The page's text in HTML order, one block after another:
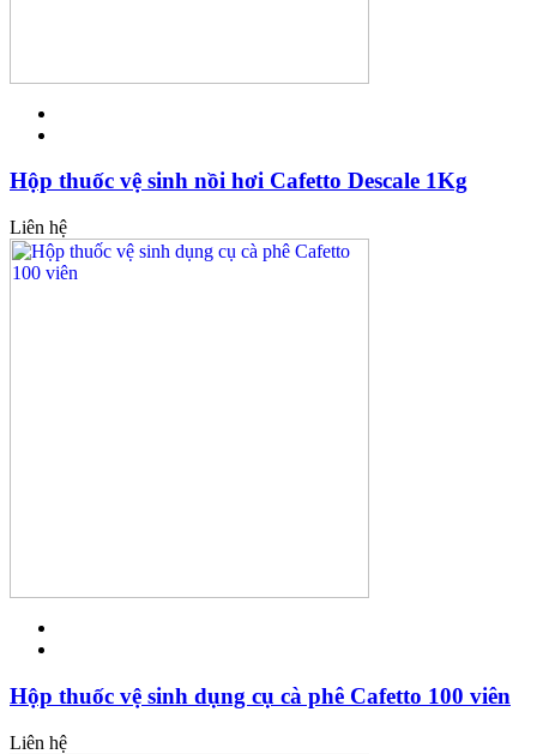
Hộp thuốc vệ sinh nồi hơi Cafetto Descale 1Kg
Liên hệ
Hộp thuốc vệ sinh dụng cụ cà phê Cafetto 100 viên
Liên hệ